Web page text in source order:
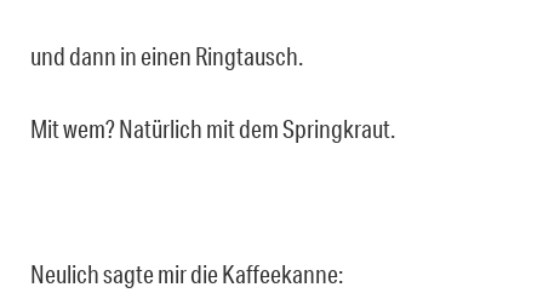
und dann in einen Ringtausch.
Mit wem? Natürlich mit dem Springkraut.
Neulich sagte mir die Kaffeekanne: